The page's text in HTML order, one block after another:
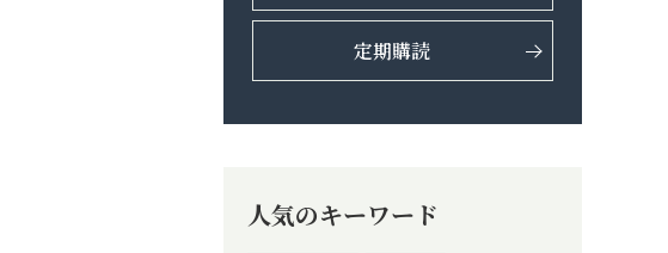
定期購読
人気のキーワード